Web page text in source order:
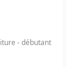
- débutant